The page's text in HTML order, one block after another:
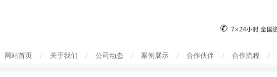
网站首页 关于我们 公司动态 案例展示 合作伙伴 合作流程